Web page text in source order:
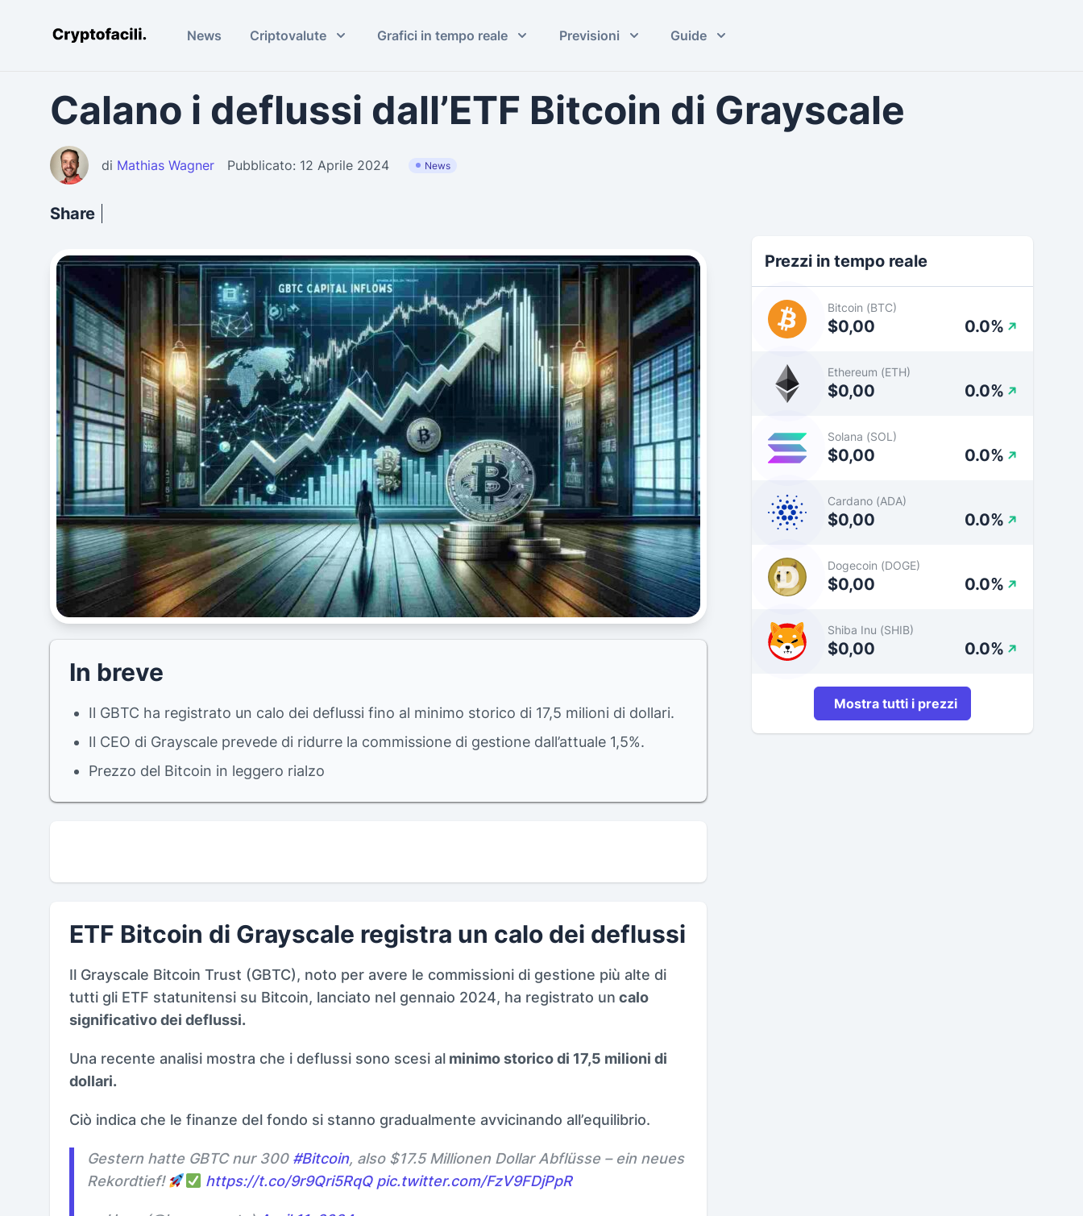
Cryptofacili.com News Criptovalute Grafici in tempo reale Previsioni Guide
Calano i deflussi dall’ETF Bitcoin di Grayscale
di Mathias Wagner Pubblicato: 12 Aprile 2024 News
Share
In breve
Il GBTC ha registrato un calo dei deflussi fino al minimo storico di 17,5 milioni di dollari.
Il CEO di Grayscale prevede di ridurre la commissione di gestione dall’attuale 1,5%.
Prezzo del Bitcoin in leggero rialzo
ETF Bitcoin di Grayscale registra un calo dei deflussi
Il Grayscale Bitcoin Trust (GBTC), noto per avere le commissioni di gestione più alte di
tutti gli ETF statunitensi su Bitcoin, lanciato nel gennaio 2024, ha registrato un calo
significativo dei deflussi.
Una recente analisi mostra che i deflussi sono scesi al minimo storico di 17,5 milioni di
dollari.
Ciò indica che le finanze del fondo si stanno gradualmente avvicinando all’equilibrio.
Gestern hatte GBTC nur 300 #Bitcoin, also $17.5 Millionen Dollar Abflüsse – ein neues
Rekordtief!
https://t.co/9r9Qri5RqQ pic.twitter.com/FzV9FDjPpR
Prezzi in tempo reale
Bitcoin (BTC)
$0,00 0.0%
Ethereum (ETH)
$0,00 0.0%
Solana (SOL)
$0,00 0.0%
Cardano (ADA)
$0,00 0.0%
Dogecoin (DOGE)
$0,00 0.0%
Shiba Inu (SHIB)
$0,00 0.0%
Mostra tutti i prezzi